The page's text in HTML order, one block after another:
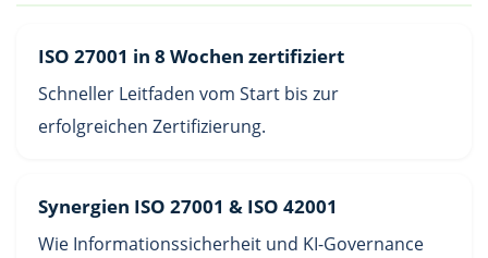
ISO 27001 in 8 Wochen zertifiziert
Schneller Leitfaden vom Start bis zur
erfolgreichen Zertifizierung.
Synergien ISO 27001 & ISO 42001
Wie Informationssicherheit und KI-Governance